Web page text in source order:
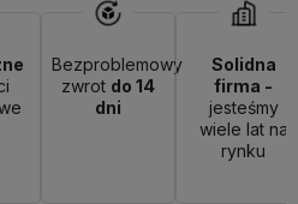
Bezproblemowy
zwrot do 14
dni
Solidna
firma -
jesteśmy
wiele lat na
rynku